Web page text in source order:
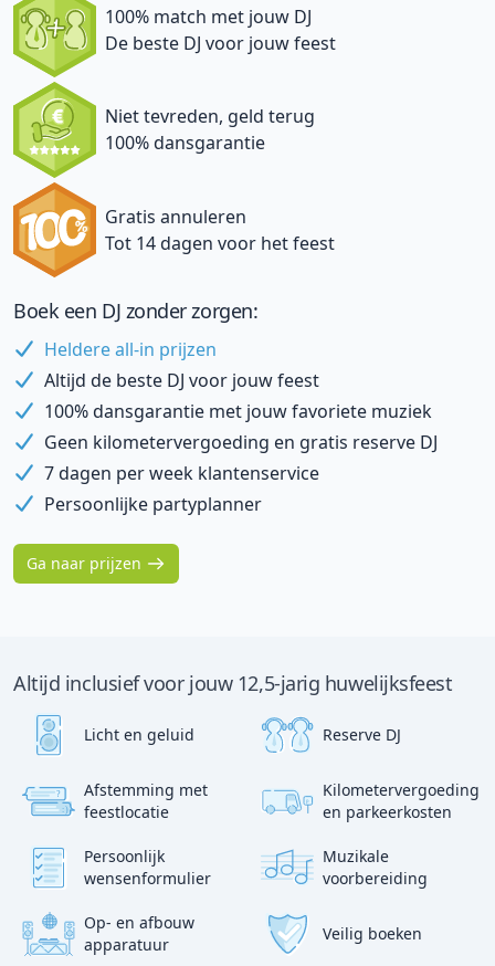
100% match met jouw DJ
De beste DJ voor jouw feest
Niet tevreden, geld terug
100% dansgarantie
Gratis annuleren
Tot 14 dagen voor het feest
Boek een DJ zonder zorgen:
Heldere all-in prijzen
Altijd de beste DJ voor jouw feest
100% dansgarantie met jouw favoriete muziek
Geen kilometervergoeding en gratis reserve DJ
7 dagen per week klantenservice
Persoonlijke partyplanner
Ga naar prijzen
Altijd inclusief voor jouw 12,5-jarig huwelijksfeest
Licht en geluid Reserve DJ
?
:)
Afstemming met
feestlocatie
p
Kilometervergoeding
en parkeerkosten
Persoonlijk
wensenformulier
Muzikale
voorbereiding
Op- en afbouw
apparatuur
Veilig boeken